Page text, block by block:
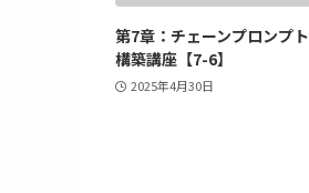
第7章：チェーンプロンプト
構築講座【7-6】
2025年4月30日